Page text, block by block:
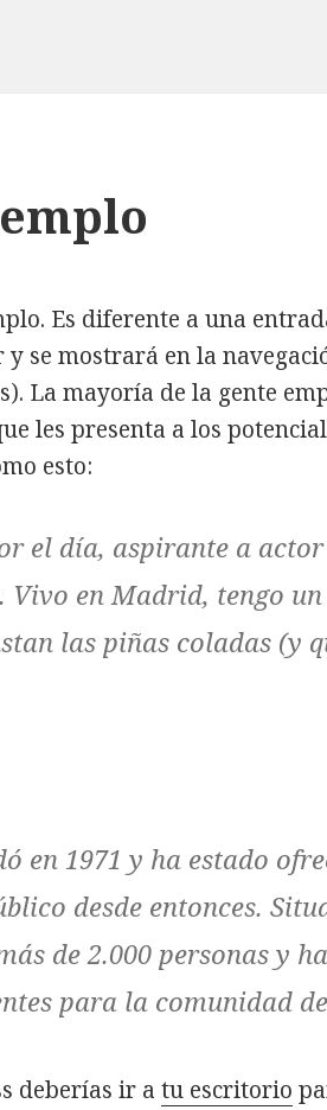
Es diferente a una
se mostrará en la
La mayoría de la gente
les presenta a los
esto:
el día, aspirante a
Vivo en Madrid, tengo
las piñas coladas (y
en 1971 y ha estado
desde entonces.
de 2.000 personas y
para la comunidad
deberías ir atu escritorio